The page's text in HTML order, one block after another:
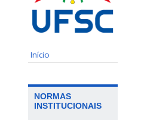
Início
NORMAS
INSTITUCIONAIS